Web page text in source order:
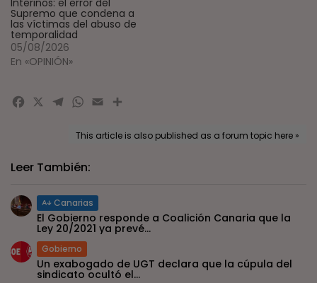
Interinos: el error del
Supremo que condena a
las víctimas del abuso de
temporalidad
05/08/2026
En «OPINIÓN»
Facebook
X Telegram
WhatsApp
EmailCompartir
This article is also published as a forum topic here »
Leer También:
Canarias
El Gobierno responde a Coalición Canaria que la
Ley 20/2021 ya prevé...
Gobierno
Un exabogado de UGT declara que la cúpula del
sindicato ocultó el...